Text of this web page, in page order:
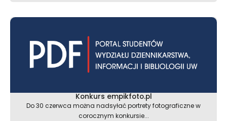
Konkurs empikfoto.pl
Do 30 czerwca można nadsyłać portrety fotograficzne w
corocznym konkursie...